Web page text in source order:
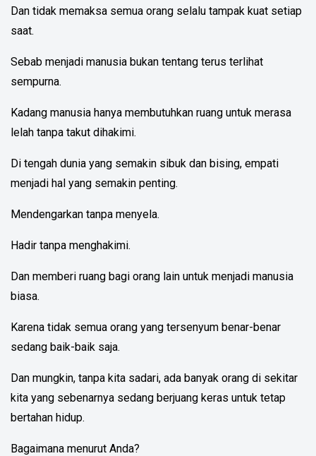
Dan tidak memaksa semua orang selalu tampak kuat setiap
saat.
Sebab menjadi manusia bukan tentang terus terlihat
sempurna.
Kadang manusia hanya membutuhkan ruang untuk merasa
lelah tanpa takut dihakimi.
Di tengah dunia yang semakin sibuk dan bising, empati
menjadi hal yang semakin penting.
Mendengarkan tanpa menyela.
Hadir tanpa menghakimi.
Dan memberi ruang bagi orang lain untuk menjadi manusia
biasa.
Karena tidak semua orang yang tersenyum benar-benar
sedang baik-baik saja.
Dan mungkin, tanpa kita sadari, ada banyak orang di sekitar
kita yang sebenarnya sedang berjuang keras untuk tetap
bertahan hidup.
Bagaimana menurut Anda?